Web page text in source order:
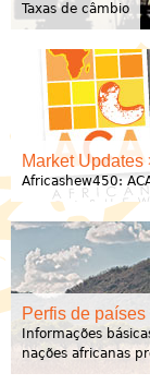
Taxas de câmbio
Market Updates
Africashew450:
Perfis de países
Informações
nações africanas